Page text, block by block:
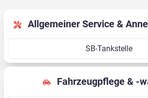
Allgemeiner Service &
SB-Tankstelle
Fahrzeugpflege & -